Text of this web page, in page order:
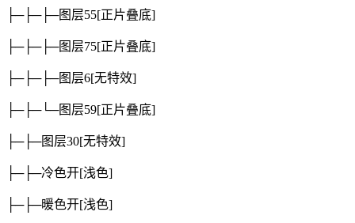
├─├─├─图层55[正片叠底]
├─├─├─图层75[正片叠底]
├─├─├─图层6[无特效]
├─├─└─图层59[正片叠底]
├─├─图层30[无特效]
├─├─冷色开[浅色]
├─├─暖色开[浅色]